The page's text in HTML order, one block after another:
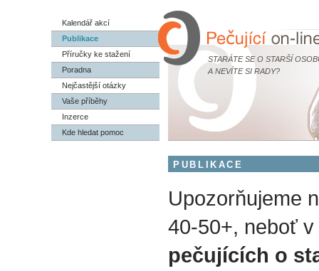
STARÁTE SE O STARŠÍ
A NEVÍTE SI RADY?
Kalendář akcí
Publikace
Příručky ke stažení
Poradna
Nejčastější otázky
Vaše příběhy
Inzerce
Kde hledat pomoc
PUBLIKACE
Upozorňujeme
40-50+, neboť
pečujících o